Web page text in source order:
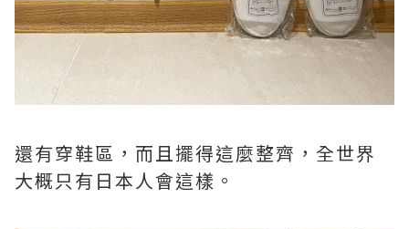
還有穿鞋區，而且擺得這麼整齊，全世界
大概只有日本人會這樣。